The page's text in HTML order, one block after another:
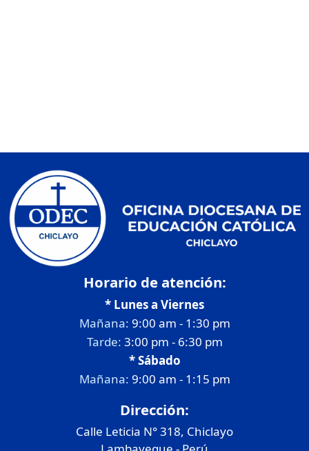
Horario de atención:
* Lunes a Viernes
Mañana: 9:00 am - 1:30 pm
Tarde: 3:00 pm - 6:30 pm
* Sábado
Mañana: 9:00 am - 1:15 pm
Dirección:
Calle Leticia N° 318, Chiclayo